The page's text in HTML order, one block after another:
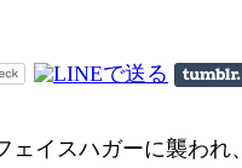
イスハガーに襲われ